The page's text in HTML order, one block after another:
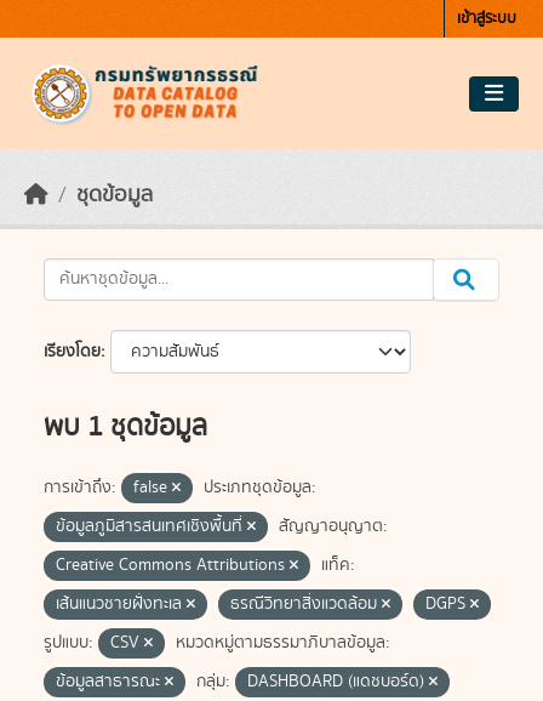
เข้าสู่ระบบ
ชุดข้อมูล
เรียงโดย
พบ 1 ชุดข้อมูล
การเข้าถึง: false
ประเภทชุดข้อมูล:
ข้อมูลภูมิสารสนเทศเชิงพื้นที่
สัญญาอนุญาต:
Creative Commons Attributions
แท็ค:
เส้นแนวชายฝั่งทะเล
ธรณีวิทยาสิ่งแวดล้อม
DGPS
รูปแบบ:
CSV
หมวดหมู่ตามธรรมาภิบาลข้อมูล:
ข้อมูลสาธารณะ
กลุ่ม:
DASHBOARD (แดชบอร์ด)